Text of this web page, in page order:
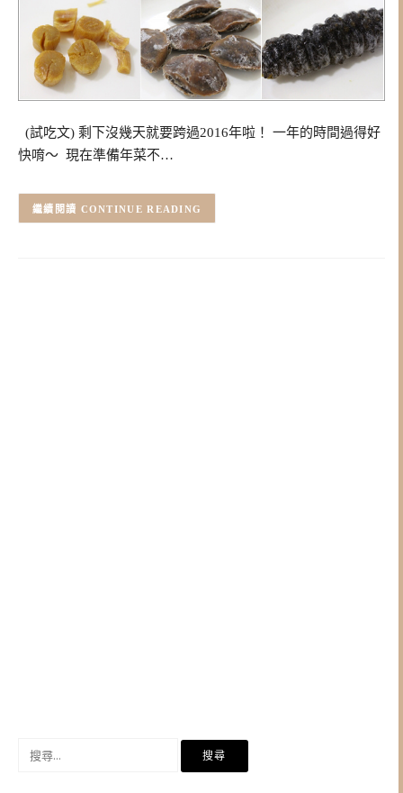
(試吃文) 剩下沒幾天就要跨過2016年啦！ 一年的時間過得好
快唷～ 現在準備年菜不…
CONTINUE READING